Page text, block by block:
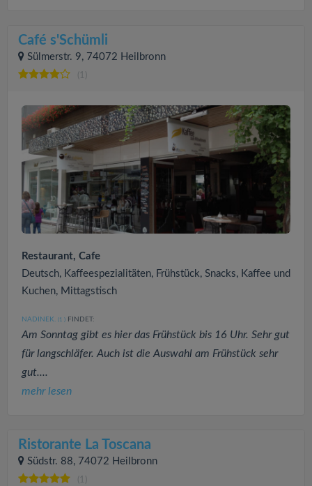
Café s'Schümli
Sülmerstr. 9, 74072 Heilbronn
Restaurant, Cafe
Deutsch, Kaffeespezialitäten, Frühstück, Snacks, Kaffee und
Kuchen, Mittagstisch
NADINEK. (1 ) FINDET:
Am Sonntag gibt es hier das Frühstück bis 16 Uhr. Sehr gut
für langschläfer. Auch ist die Auswahl am Frühstück sehr
gut....
mehr lesen
Ristorante La Toscana
Südstr. 88, 74072 Heilbronn
(1)